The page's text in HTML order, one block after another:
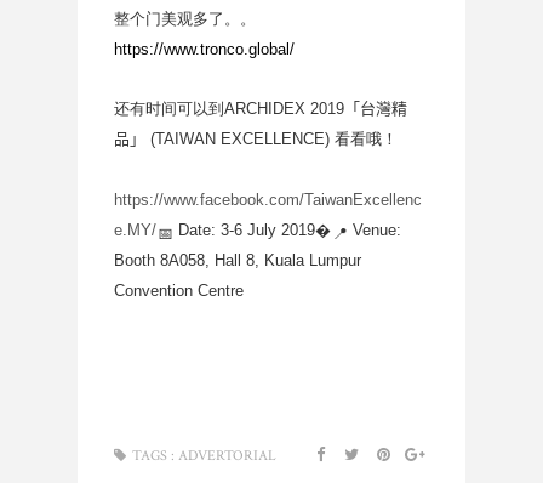
整个门美观多了。。
https://www.tronco.global/
还有时间可以到ARCHIDEX 2019 「台灣精
品」
(TAIWAN EXCELLENCE) 看看哦！
https://www.facebook.com/TaiwanExcellenc
e.MY/📅 Date: 3-6 July 2019� 📍 Venue:
Booth 8A058, Hall 8, Kuala Lumpur
Convention Centre
TAGS : ADVERTORIAL